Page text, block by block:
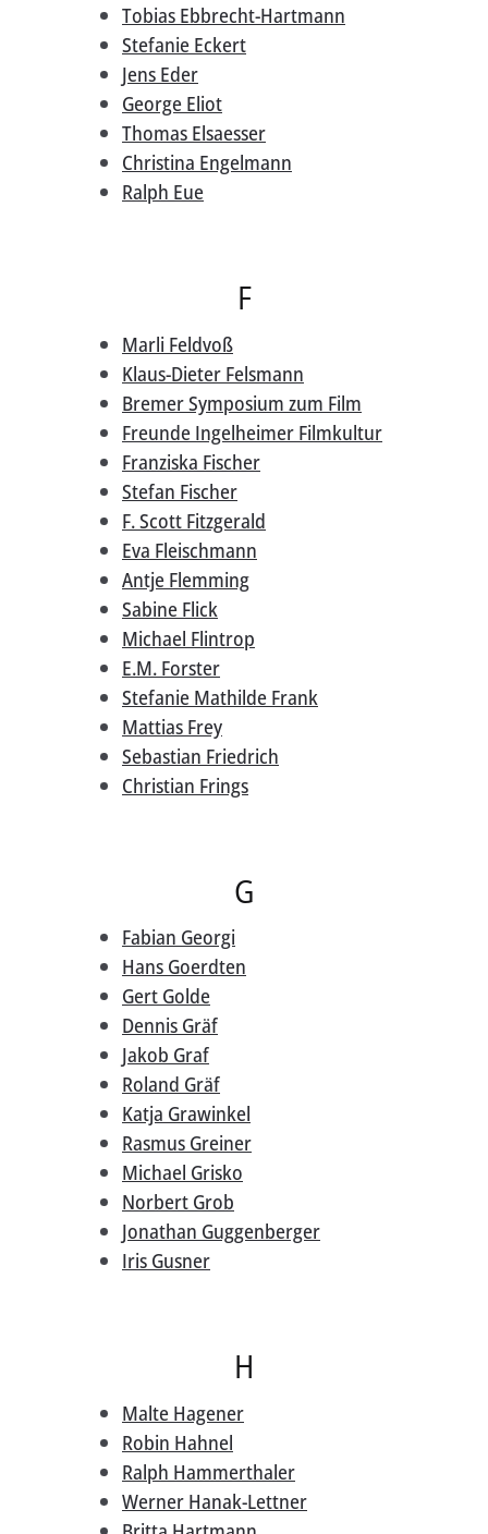
Tobias Ebbrecht-Hartmann
Stefanie Eckert
Jens Eder
George Eliot
Thomas Elsaesser
Christina Engelmann
Ralph Eue
F
Marli Feldvoß
Klaus-Dieter Felsmann
Bremer Symposium zum Film
Freunde Ingelheimer Filmkultur
Franziska Fischer
Stefan Fischer
F. Scott Fitzgerald
Eva Fleischmann
Antje Flemming
Sabine Flick
Michael Flintrop
E.M. Forster
Stefanie Mathilde Frank
Mattias Frey
Sebastian Friedrich
Christian Frings
G
Fabian Georgi
Hans Goerdten
Gert Golde
Dennis Gräf
Jakob Graf
Roland Gräf
Katja Grawinkel
Rasmus Greiner
Michael Grisko
Norbert Grob
Jonathan Guggenberger
Iris Gusner
H
Malte Hagener
Robin Hahnel
Ralph Hammerthaler
Werner Hanak-Lettner